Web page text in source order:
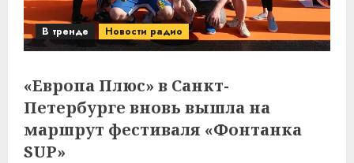
В тренде Новости радио
«Европа Плюс» в Санкт-
Петербурге вновь вышла на
маршрут фестиваля «Фонтанка
SUP»